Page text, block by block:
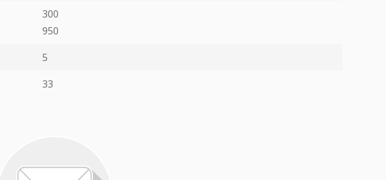
300
950
5
33